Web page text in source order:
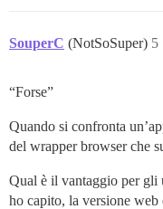
SouperC (NotSoSuper) 5
“Forse”
Quando si confronta
del wrapper browser che
Qual è il vantaggio per gli
ho capito, la versione web